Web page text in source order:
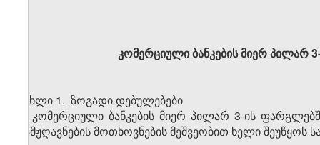
კომერციულიბანკებისმიერპილარ
მუხლი 1. ზოგადი დებულებები
1. კომერციული ბანკების მიერ პილარ 3-ის
გამჟღავნების მოთხოვნების მეშვეობით ხელი